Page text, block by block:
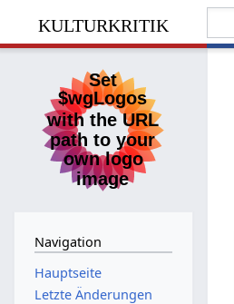
kulturkritik
Navigation
Hauptseite
Letzte Änderungen